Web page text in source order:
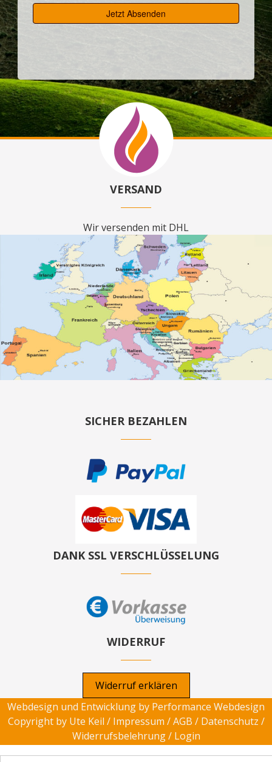
VERSAND
Wir versenden mit DHL
SICHER BEZAHLEN
DANK SSL VERSCHLÜSSELUNG
WIDERRUF
Widerruf erklären
Webdesign und Entwicklung by Performance Webdesign
Copyright by Ute Keil / Impressum /AGB / Datenschutz /
Widerrufsbelehrung/ Login